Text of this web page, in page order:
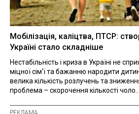
Мобілізація, каліцтва, ПТСР:
Україні стало складніше
Нестабільність і криза в Україні не
міцної сім'ї та бажанню народити
велика кількість розлучень та
проблема – скорочення кількості чоло...